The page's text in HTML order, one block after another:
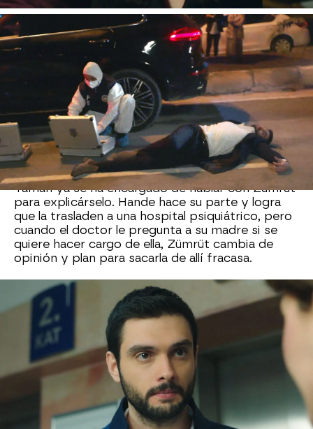
No nos hemos olvidado de la siniestra Hande.
Sus días en la cárcel, donde espera sentencia
tras haber sido juzgada acusada de ser la
responsable de la muerte del bebé de Ayse, no
están siendo nada sencillos.
El resto de reclusas
la han tomado con ellay ella pide
desesperadamente que la saquen de allí.Yaman
ha tenido una idea. Cree que si la trasladan a un
recinto psiquiátrico, su madre Zümrüt podría
argumentar que la va a cuidar y con ello, Hande
regresaría a casa. Parece un plan sin fisuras y
Yaman ya se ha encargado de hablar con Zümrüt
para explicárselo. Hande hace su parte y logra
que la trasladen a una hospital psiquiátrico, pero
cuando el doctor le pregunta a su madre si se
quiere hacer cargo de ella, Zümrüt cambia de
opinión y plan para sacarla de allí fracasa.
» Series » Corazón herido » Contenido extra